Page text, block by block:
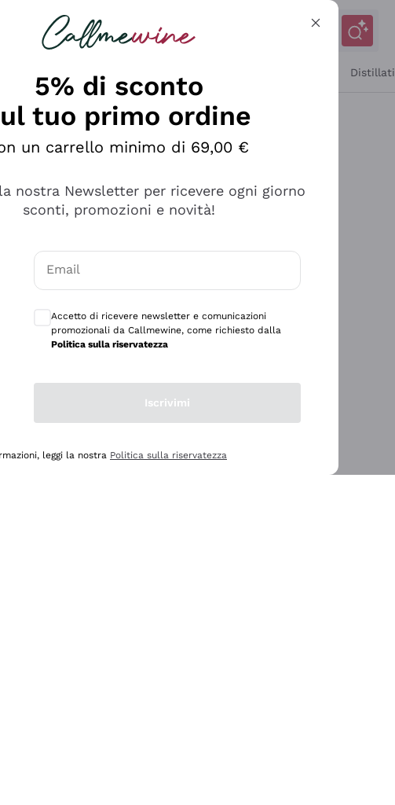
Distillati
5% di sconto
tuo primo ordine
un carrello minimo di 69,00 €
nostra Newsletter per ricevere ogni giorno
sconti, promozioni e novità!
Email
Accetto di ricevere newsletter e comunicazioni
promozionali da Callmewine, come richiesto dalla
Politica sulla riservatezza
Iscrivimi
leggi la nostra Politica sulla riservatezza